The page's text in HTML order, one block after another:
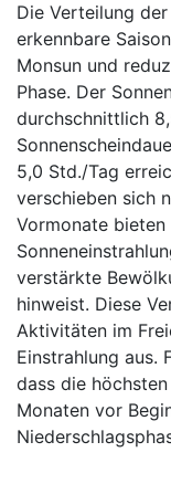
Die Verteilung
erkennbare
Monsun und
Phase. Der
durchschnittlich
5,0 Std./Tag
verschieben sich
Vormonate
verstärkte
hinweist. Diese
Aktivitäten im
Einstrahlung aus.
dass die
Monaten vor